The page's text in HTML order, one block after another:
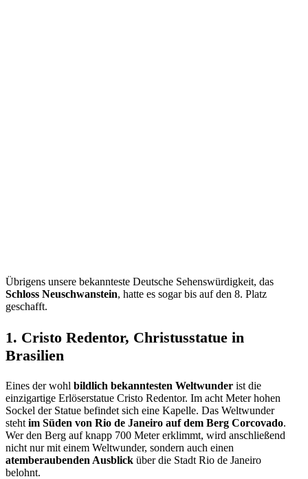
Übrigens unsere bekannteste Deutsche Sehenswürdigkeit, das
Schloss Neuschwanstein, hatte es sogar bis auf den 8. Platz
geschafft.
1. Cristo Redentor, Christusstatue in
Brasilien
Eines der wohl bildlich bekanntesten Weltwunder ist die
einzigartige Erlöserstatue Cristo Redentor. Im acht Meter hohen
Sockel der Statue befindet sich eine Kapelle. Das Weltwunder
steht im Süden von Rio de Janeiro auf dem Berg Corcovado.
Wer den Berg auf knapp 700 Meter erklimmt, wird anschließend
nicht nur mit einem Weltwunder, sondern auch einen
atemberaubenden Ausblick über die Stadt Rio de Janeiro
belohnt.